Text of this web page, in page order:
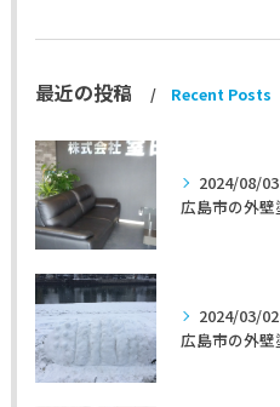
最近の投稿 Recent Posts
2024/08/03
2024/03/02